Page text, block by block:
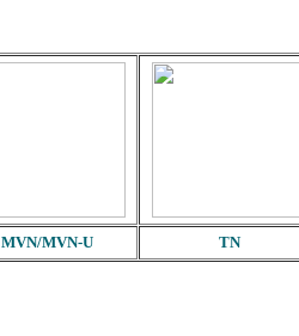
MVN/MVN-U TN